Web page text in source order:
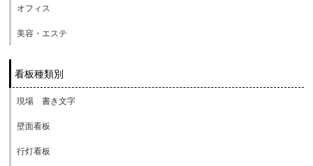
オフィス
美容・エステ
看板種類別
現場 書き文字
壁面看板
行灯看板